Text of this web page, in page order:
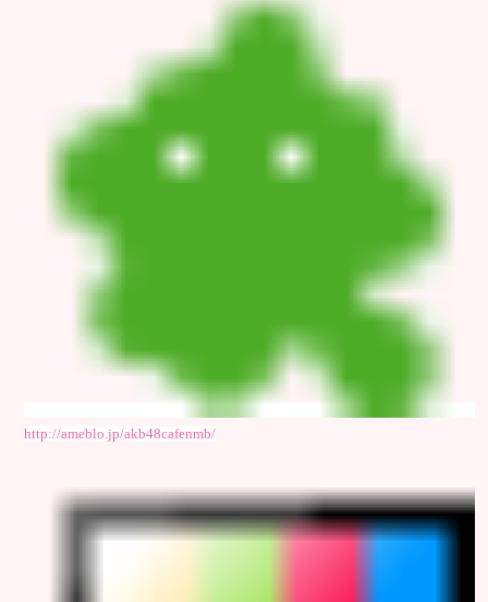
http://ameblo.jp/akb48cafenmb/